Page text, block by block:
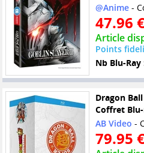
@Anime-
47.96
Article
Points
Nb Blu-Ray
Dragon
Coffret
AB Video -
79.95